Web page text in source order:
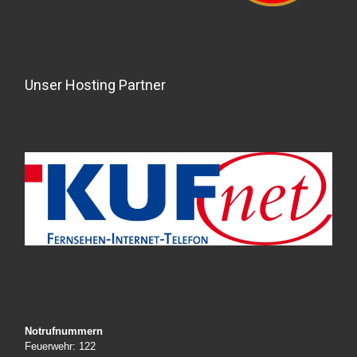
Unser Hosting Partner
Notrufnummern
Feuerwehr: 122